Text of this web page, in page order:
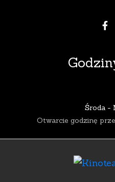
Środa -
Otwarcie godzinę